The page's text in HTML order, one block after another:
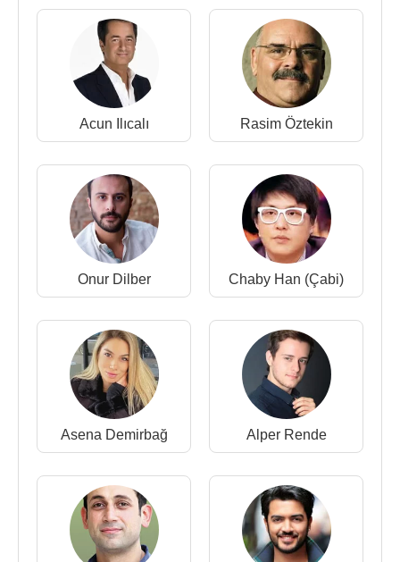
Acun Ilıcalı Rasim Öztekin
Onur Dilber Chaby Han (Çabi)
Asena Demirbağ Alper Rende